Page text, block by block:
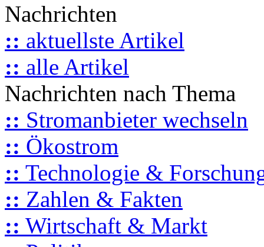
Nachrichten
:: aktuellste Artikel
:: alle Artikel
Nachrichten nach Thema
:: Stromanbieter wechseln
:: Ökostrom
:: Technologie &
:: Zahlen & Fakten
:: Wirtschaft & Markt